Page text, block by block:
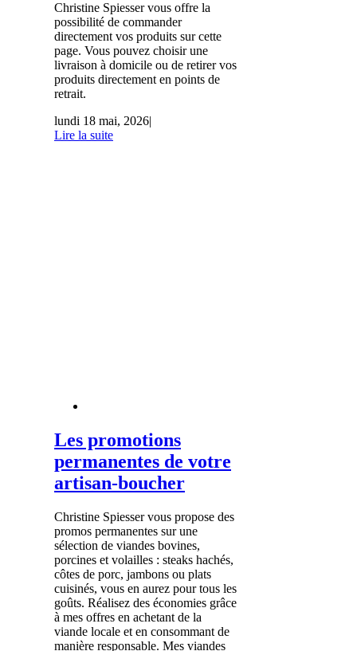
Christine Spiesser vous offre la
possibilité de commander
directement vos produits sur cette
page. Vous pouvez choisir une
livraison à domicile ou de retirer vos
produits directement en points de
retrait.
lundi 18 mai, 2026|
Lire la suite
Les promotions
permanentes de votre
artisan-boucher
Christine Spiesser vous propose des
promos permanentes sur une
sélection de viandes bovines,
porcines et volailles : steaks hachés,
côtes de porc, jambons ou plats
cuisinés, vous en aurez pour tous les
goûts. Réalisez des économies grâce
à mes offres en achetant de la
viande locale et en consommant de
manière responsable. Mes viandes